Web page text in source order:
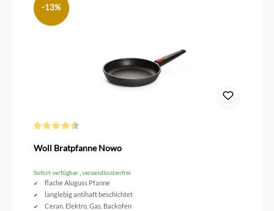
-13%
Woll Bratpfanne Nowo
Sofort verfügbar , versandkostenfrei
flache Aluguss Pfanne
langlebig antihaft beschichtet
Ceran, Elektro, Gas, Backofen